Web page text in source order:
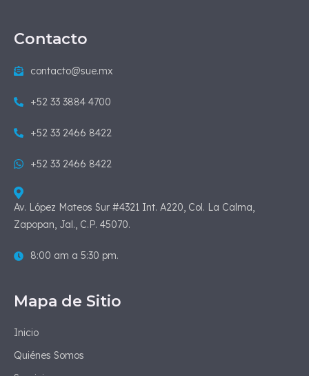
Contacto
contacto@sue.mx
+52 33 3884 4700
+52 33 2466 8422
+52 33 2466 8422
Av. López Mateos Sur #4321 Int. A220, Col. La Calma,
Zapopan, Jal., C.P. 45070.
8:00 am a 5:30 pm.
Mapa de Sitio
Inicio
Quiénes Somos